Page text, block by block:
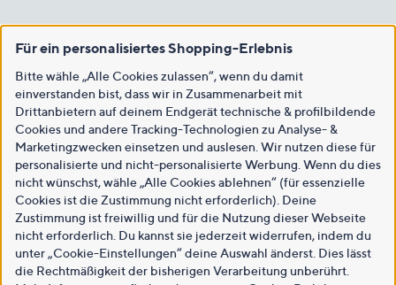
Für ein personalisiertes Shopping-Erlebnis
Bitte wähle „Alle Cookies zulassen“, wenn du damit
einverstanden bist, dass wir in Zusammenarbeit mit
Drittanbietern auf deinem Endgerät technische & profilbildende
Cookies und andere Tracking-Technologien zu Analyse- &
Marketingzwecken einsetzen und auslesen. Wir nutzen diese für
personalisierte und nicht-personalisierte Werbung. Wenn du dies
nicht wünschst, wähle „Alle Cookies ablehnen“ (für essenzielle
Cookies ist die Zustimmung nicht erforderlich). Deine
Zustimmung ist freiwillig und für die Nutzung dieser Webseite
nicht erforderlich. Du kannst sie jederzeit widerrufen, indem du
unter „Cookie-Einstellungen“ deine Auswahl änderst. Dies lässt
die Rechtmäßigkeit der bisherigen Verarbeitung unberührt.